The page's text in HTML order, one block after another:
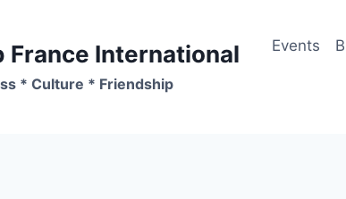
France International
* Culture * Friendship
Events